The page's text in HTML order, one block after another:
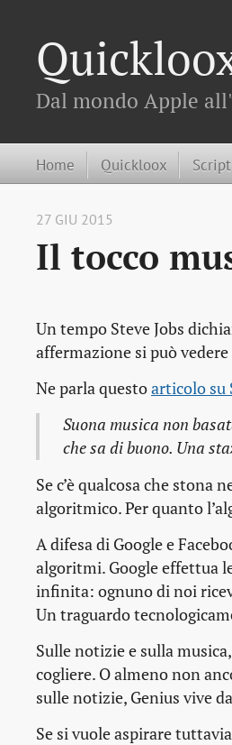
Dal mondo Apple
Home Quickloox Script
27 GIU 2015
Il tocco
Un tempo Steve Jobs
affermazione si può
Ne parla questoarticolo su
Suona musica non
che sa di buono. Una
Se c’è qualcosa che stona
algoritmico. Per quanto
A difesa di Google e
algoritmi. Google effettua
infinita: ognuno di noi
Un traguardo
Sulle notizie e sulla
cogliere. O almeno non
sulle notizie, Genius vive
Se si vuole aspirare